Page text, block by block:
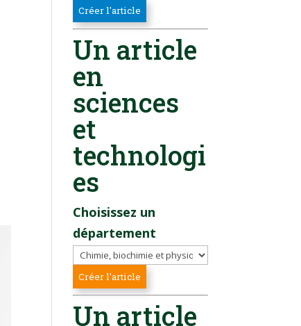
Un article
en
sciences
et
technologi
es
Choisissez un
département
Un article